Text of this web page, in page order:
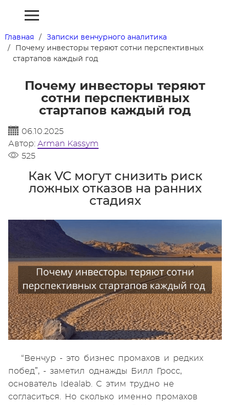
Главная
Записки венчурного аналитика
Почему инвесторы теряют сотни перспективных
стартапов каждый год
Почему инвесторы теряют
сотни перспективных
стартапов каждый год
06.10.2025
Автор: Arman Kassym
525
Как VC могут снизить риск
ложных отказов на ранних
стадиях
“Венчур - это бизнес промахов и редких
побед”, - заметил однажды Билл Гросс,
основатель Idealab. С этим трудно не
согласиться. Но сколько именно промахов